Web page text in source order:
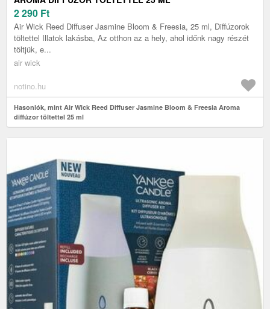
2 290 Ft
Air Wick Reed Diffuser Jasmine Bloom & Freesia, 25 ml, Diffúzorok
töltettel Illatok lakásba, Az otthon az a hely, ahol időnk nagy részét
töltjük, e...
air wick
notino.hu
Hasonlók, mint Air Wick Reed Diffuser Jasmine Bloom & Freesia Aroma
diffúzor töltettel 25 ml